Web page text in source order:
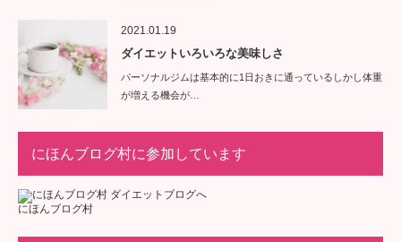
2021.01.19
ダイエットいろいろな美味しさ
パーソナルジムは基本的に1日おきに通っているしかし体重
が増える機会が…
にほんブログ村に参加しています
にほんブログ村